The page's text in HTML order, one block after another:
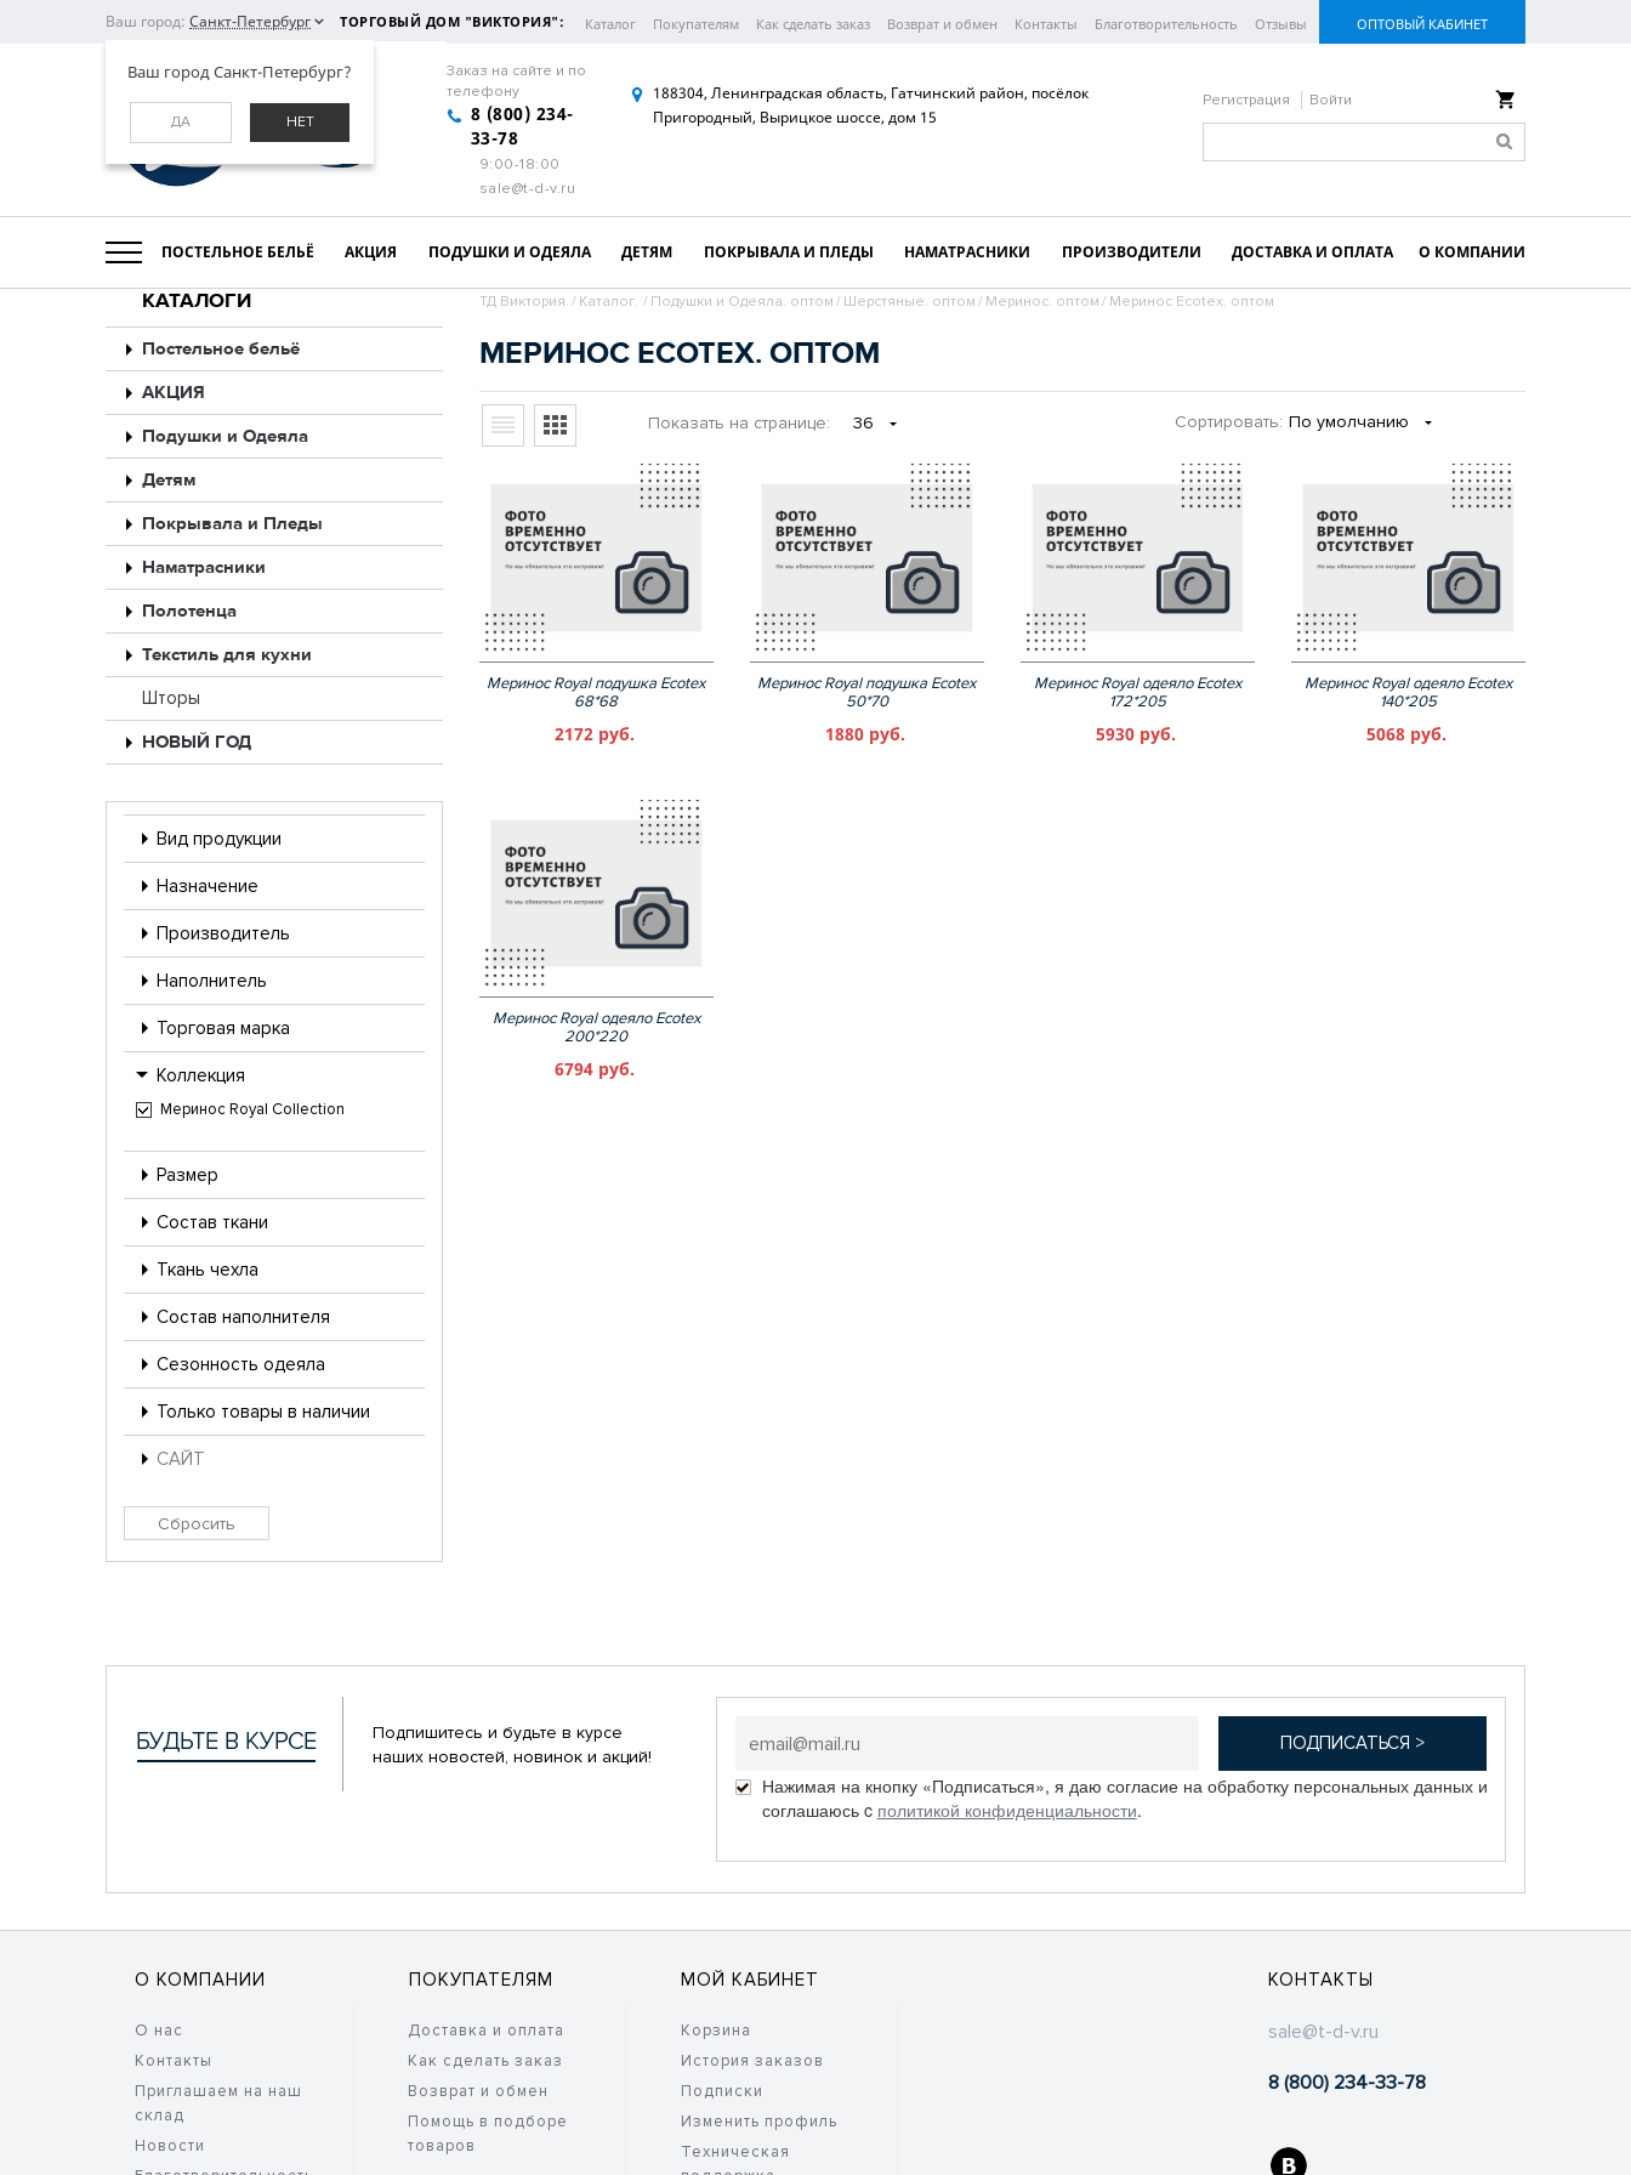
Ваш город: Санкт-Петербург
Ваш город Санкт-Петербург?
ДА НЕТ
ТОРГОВЫЙ ДОМ "ВИКТОРИЯ": Каталог Покупателям Как сделать заказ Возврат и обмен Контакты Благотворительность Отзывы ОПТОВЫЙ КАБИНЕТ
Заказ на сайте и по
телефону
8 (800) 234-
33-78
9:00-18:00
sale@t-d-v.ru
188304, Ленинградская область, Гатчинский район, посёлок
Пригородный, Вырицкое шоссе, дом 15
Регистрация Войти
ПОСТЕЛЬНОЕ БЕЛЬЁ АКЦИЯ ПОДУШКИ И ОДЕЯЛА ДЕТЯМ ПОКРЫВАЛА И ПЛЕДЫ НАМАТРАСНИКИ ПРОИЗВОДИТЕЛИ ДОСТАВКА И ОПЛАТА О КОМПАНИИ
КАТАЛОГИ
Постельное бельё
АКЦИЯ
Подушки и Одеяла
Детям
Покрывала и Пледы
Наматрасники
Полотенца
Текстиль для кухни
Шторы
НОВЫЙ ГОД
Вид продукции
Назначение
Производитель
Наполнитель
Торговая марка
Коллекция
Меринос Royal Collection
Размер
Состав ткани
Ткань чехла
Состав наполнителя
Сезонность одеяла
Только товары в наличии
САЙТ
ТД Виктория. / Каталог. / Подушки и Одеяла. оптом / Шерстяные. оптом / Меринос. оптом / Меринос Ecotex. оптом
МЕРИНОС ECOTEX. ОПТОМ
Показать на странице: 36 Сортировать: По умолчанию
Меринос Royal подушка Ecotex
68*68
2172 руб.
Меринос Royal подушка Ecotex
50*70
1880 руб.
Меринос Royal одеяло Ecotex
172*205
5930 руб.
Меринос Royal одеяло Ecotex
140*205
5068 руб.
Меринос Royal одеяло Ecotex
200*220
6794 руб.
Подпишитесь и будьте в курсе
наших новостей, новинок и акций!
Нажимая на кнопку «Подписаться», я даю согласие на обработку персональных данных и
соглашаюсь c политикой конфиденциальности.
О КОМПАНИИ
О нас
Контакты
Приглашаем на наш
склад
Новости
ПОКУПАТЕЛЯМ
Доставка и оплата
Как сделать заказ
Возврат и обмен
Помощь в подборе
товаров
МОЙ КАБИНЕТ
Корзина
История заказов
Подписки
Изменить профиль
Техническая
КОНТАКТЫ
sale@t-d-v.ru
8 (800) 234-33-78